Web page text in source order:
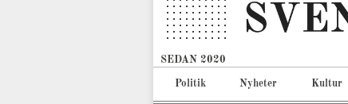
SEDAN 2020
Politik Nyheter Kultur